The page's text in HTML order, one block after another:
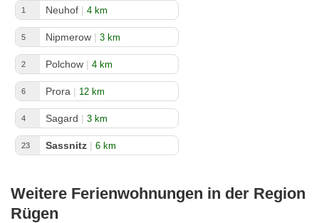
1 Neuhof | 4 km
5 Nipmerow | 3 km
2 Polchow | 4 km
6 Prora | 12 km
4 Sagard | 3 km
23 Sassnitz | 6 km
Weitere Ferienwohnungen in der Region
Rügen